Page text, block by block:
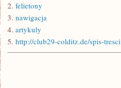
2. felietony
3. nawigacja
4. artykuly
5. http://club29-colditz.de/spis-tresci